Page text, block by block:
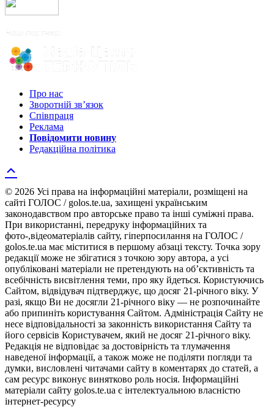
Про нас
Зворотній зв’язок
Співпраця
Реклама
Повідомити новину
Редакційна політика
© 2026 Усі права на інформаційні матеріали, розміщені на
сайті ГОЛОС / golos.te.ua, захищені українським
законодавством про авторське право та інші суміжні права.
При використанні, передруку інформаційних та
фото-,відеоматеріалів сайту, гіперпосилання на ГОЛОС /
golos.te.ua має міститися в першому абзаці тексту. Точка зору
редакції може не збігатися з точкою зору автора, а усі
опубліковані матеріали не претендують на об’єктивність та
всебічність висвітлення теми, про яку йдеться. Користуючись
Сайтом, відвідувач підтверджує, що досяг 21-річного віку. У
разі, якщо Ви не досягли 21-річного віку — не розпочинайте
або припиніть користування Сайтом. Адміністрація Сайту не
несе відповідальності за законність використання Сайту та
його сервісів Користувачем, який не досяг 21-річного віку.
Редакція не відповідає за достовірність та тлумачення
наведеної інформації, а також може не поділяти погляди та
думки, висловлені читачами сайту в коментарях до статей, а
сам ресурс виконує винятково роль носія. Інформаційні
матеріали сайту golos.te.ua є інтелектуальною власністю
інтернет-ресурсу